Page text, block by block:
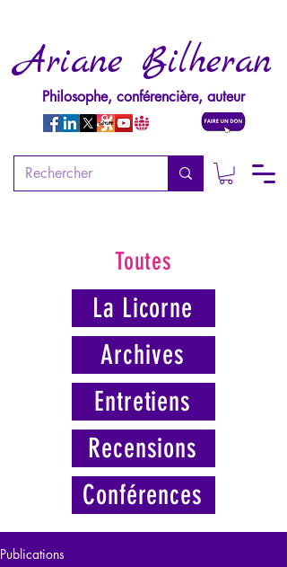
Ariane Bilheran
Philosophe, conférencière, auteur
Toutes
La Licorne
Archives
Entretiens
Recensions
Conférences
Publications